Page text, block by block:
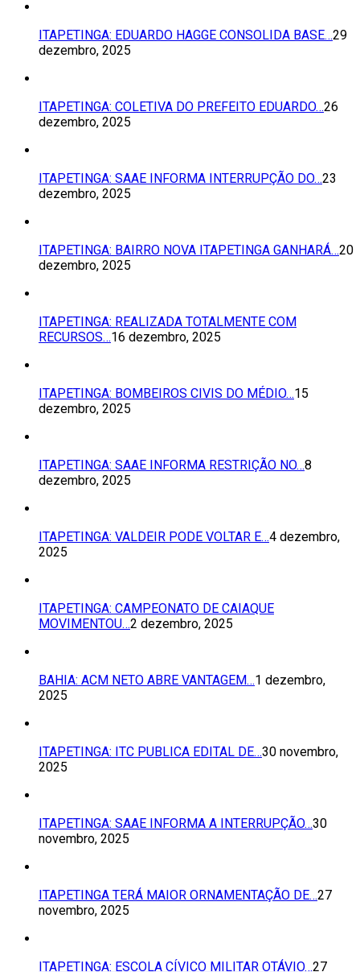
ITAPETINGA: EDUARDO HAGGE CONSOLIDA BASE…29
dezembro, 2025
ITAPETINGA: COLETIVA DO PREFEITO EDUARDO…26
dezembro, 2025
ITAPETINGA: SAAE INFORMA INTERRUPÇÃO DO…23
dezembro, 2025
ITAPETINGA: BAIRRO NOVA ITAPETINGA GANHARÁ…20
dezembro, 2025
ITAPETINGA: REALIZADA TOTALMENTE COM
RECURSOS…16 dezembro, 2025
ITAPETINGA: BOMBEIROS CIVIS DO MÉDIO…15
dezembro, 2025
ITAPETINGA: SAAE INFORMA RESTRIÇÃO NO…8
dezembro, 2025
ITAPETINGA: VALDEIR PODE VOLTAR E…4 dezembro,
2025
ITAPETINGA: CAMPEONATO DE CAIAQUE
MOVIMENTOU…2 dezembro, 2025
BAHIA: ACM NETO ABRE VANTAGEM…1 dezembro,
2025
ITAPETINGA: ITC PUBLICA EDITAL DE…30 novembro,
2025
ITAPETINGA: SAAE INFORMA A INTERRUPÇÃO…30
novembro, 2025
ITAPETINGA TERÁ MAIOR ORNAMENTAÇÃO DE…27
novembro, 2025
ITAPETINGA: ESCOLA CÍVICO MILITAR OTÁVIO…27